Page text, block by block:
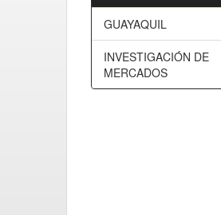
GUAYAQUIL
INVESTIGACIÓN DE
MERCADOS